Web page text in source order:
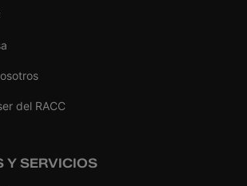
del RACC
Y SERVICIOS